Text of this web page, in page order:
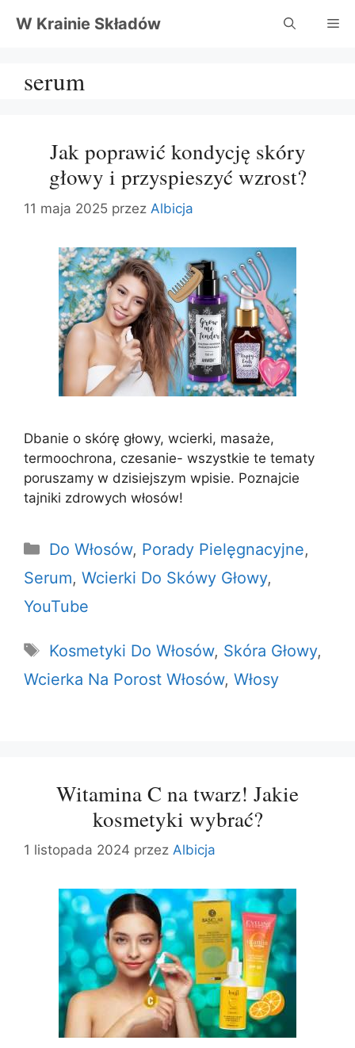
W Krainie Składów
serum
Jak poprawić kondycję skóry
głowy i przyspieszyć wzrost?
11 maja 2025 przez Albicja
Dbanie o skórę głowy, wcierki, masaże,
termoochrona, czesanie- wszystkie te tematy
poruszamy w dzisiejszym wpisie. Poznajcie
tajniki zdrowych włosów!
Kategorie
Do Włosów, Porady Pielęgnacyjne,
Serum, Wcierki Do Skówy Głowy,
YouTube
Tagi
Kosmetyki Do Włosów, Skóra Głowy,
Wcierka Na Porost Włosów, Włosy
Witamina C na twarz! Jakie
kosmetyki wybrać?
1 listopada 2024 przez Albicja